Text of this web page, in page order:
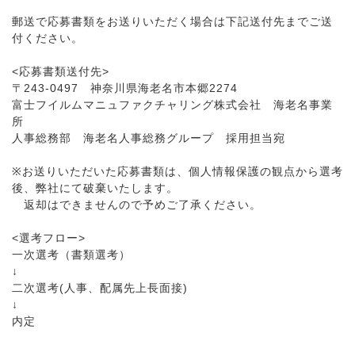
郵送で応募書類をお送りいただく場合は下記送付先までご送
付ください。
<応募書類送付先>
〒243-0497 神奈川県海老名市本郷2274
富士フイルムマニュファクチャリング株式会社 海老名事業
所
人事総務部 海老名人事総務グループ 採用担当宛
※お送りいただいた応募書類は、個人情報保護の観点から選考
後、弊社にて破棄いたします。
返却はできませんので予めご了承ください。
<選考フロー>
一次選考（書類選考）
↓
二次選考(人事、配属先上長面接)
↓
内定